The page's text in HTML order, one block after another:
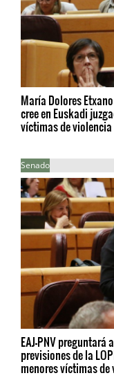
María Dolores
cree en Euskadi
víctimas de violencia
Senado
EAJ-PNV
previsiones de la
menores víctimas